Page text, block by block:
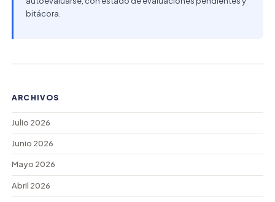
bitácora.
ARCHIVOS
Julio 2026
Junio 2026
Mayo 2026
Abril 2026